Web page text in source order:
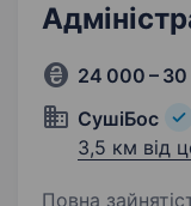
24 000 –
СушіБос
3,5 км від
Повна